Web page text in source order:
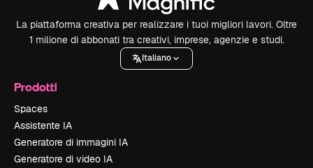
La piattaforma creativa per realizzare i tuoi migliori lavori. Oltre
1 milione di abbonati tra creativi, imprese, agenzie e studi.
Italiano
Prodotti
Spaces
Assistente IA
Generatore di immagini IA
Generatore di video IA